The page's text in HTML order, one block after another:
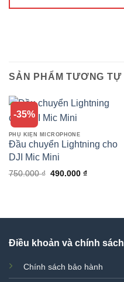
SẢN PHẨM TƯƠNG TỰ
-35%
PHỤ KIỆN MICROPHONE
Đầu chuyển Lightning cho
DJI Mic Mini
750.000₫ Giá
490.000 ₫Giá
Điều khoản và chính sách
Chính sách bảo hành